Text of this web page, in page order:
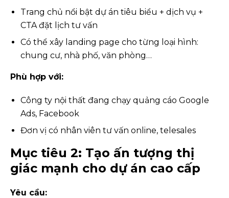
Trang chủ nổi bật dự án tiêu biểu + dịch vụ +
CTA đặt lịch tư vấn
Có thể xây landing page cho từng loại hình:
chung cư, nhà phố, văn phòng…
Phù hợp với:
Công ty nội thất đang chạy quảng cáo Google
Ads, Facebook
Đơn vị có nhân viên tư vấn online, telesales
Mục tiêu 2: Tạo ấn tượng thị
giác mạnh cho dự án cao cấp
Yêu cầu: